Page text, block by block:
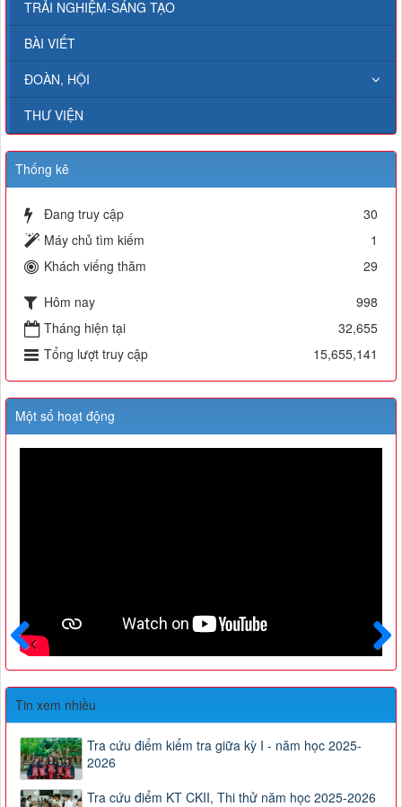
TRẢI NGHIỆM-SÁNG TẠO
BÀI VIẾT
ĐOÀN, HỘI
THƯ VIỆN
Thống kê
Đang truy cập
30
Máy chủ tìm kiếm
1
Khách viếng thăm
29
Hôm nay
998
Tháng hiện tại
32,655
Tổng lượt truy cập
15,655,141
Một số hoạt động
Sau
Trước
Tin xem nhiều
Tra cứu điểm kiểm tra giữa kỳ I - năm học 2025-
2026
Tra cứu điểm KT CKII, Thi thử năm học 2025-2026